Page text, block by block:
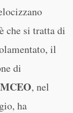
che si tratta di
il
di
, nel
ha